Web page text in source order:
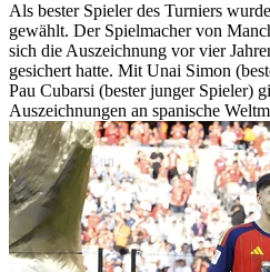
Als bester Spieler des Turniers
gewählt. Der Spielmacher von
sich die Auszeichnung vor vier
gesichert hatte. Mit Unai Simon
Pau Cubarsi (bester junger Spieler)
Auszeichnungen an spanische